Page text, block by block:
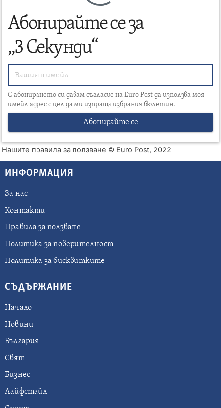
Абонирайте се за
„3 Секунди“
С абонирането си давам съгласие на Euro Post да използва моя
имейл адрес с цел да ми изпраща избрания бюлетин.
Абонирайте се
Нашите правила за ползване © Euro Post, 2022
ИНФОРМАЦИЯ
За нас
Контакти
Правила за ползване
Политика за поверителност
Политика за бисквитките
СЪДЪРЖАНИЕ
Начало
Новини
България
Свят
Бизнес
Лайфстайл